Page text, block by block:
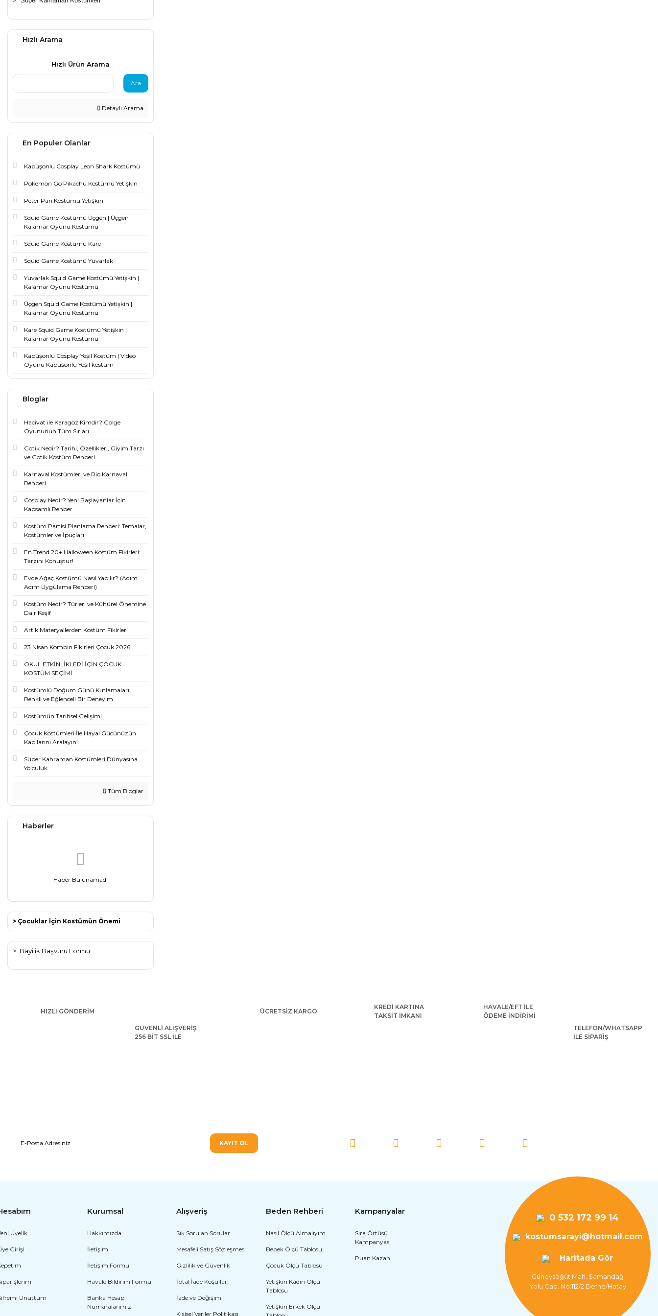
Hızlı Arama
Hızlı Ürün Arama
Ara
Detaylı Arama
En Populer Olanlar
Kapüşonlu Cosplay Leon Shark Kostümü
Pokemon Go Pikachu Kostümü Yetişkin
Peter Pan Kostümü Yetişkin
Squid Game Kostümü Üçgen | Üçgen
Kalamar Oyunu Kostümü
Squid Game Kostümü Kare
Squid Game Kostümü Yuvarlak
Yuvarlak Squid Game Kostümü Yetişkin |
Kalamar Oyunu Kostümü
Üçgen Squid Game Kostümü Yetişkin |
Kalamar Oyunu Kostümü
Kare Squid Game Kostümü Yetişkin |
Kalamar Oyunu Kostümü
Kapüşonlu Cosplay Yeşil Kostüm | Video
Oyunu Kapüşonlu Yeşil kostüm
Bloglar
Hacivat ile Karagöz Kimdir? Gölge
Oyununun Tüm Sırları
Gotik Nedir? Tarihi, Özellikleri, Giyim Tarzı
ve Gotik Kostüm Rehberi
Karnaval Kostümleri ve Rio Karnavalı
Rehberi
Cosplay Nedir? Yeni Başlayanlar İçin
Kapsamlı Rehber
Kostüm Partisi Planlama Rehberi: Temalar,
Kostümler ve İpuçları
En Trend 20+ Halloween Kostüm Fikirleri:
Tarzını Konuştur!
Evde Ağaç Kostümü Nasıl Yapılır? (Adım
Adım Uygulama Rehberi)
Kostüm Nedir? Türleri ve Kültürel Önemine
Dair Keşif
Artık Materyallerden Kostüm Fikirleri
23 Nisan Kombin Fikirleri Çocuk 2026
OKUL ETKİNLİKLERİ İÇİN ÇOCUK
KOSTÜM SEÇİMİ
Kostümlü Doğum Günü Kutlamaları:
Renkli ve Eğlenceli Bir Deneyim
Kostümün Tarihsel Gelişimi
Çocuk Kostümleri İle Hayal Gücünüzün
Kapılarını Aralayın!
Süper Kahraman Kostümleri Dünyasına
Yolculuk
Tüm Bloglar
Haberler
Haber Bulunamadı
> Çocuklar İçin Kostümün Önemi
> Bayilik Başvuru Formu
HIZLI GÖNDERİM
GÜVENLİ ALIŞVERİŞ
256 BİT SSL İLE
ÜCRETSİZ KARGO
KREDİ KARTINA
TAKSİT İMKANI
HAVALE/EFT İLE
ÖDEME İNDİRİMİ
TELEFON/WHATSAPP
İLE SİPARİŞ
KAYIT OL
Üyelik
Girişi
Unuttum
Kurumsal
Hakkımızda
İletişim
İletişim Formu
Havale Bildirim Formu
Banka Hesap
Numaralarımız
Alışveriş
Sık Sorulan Sorular
Mesafeli Satış Sözleşmesi
Gizlilik ve Güvenlik
İptal İade Koşullari
İade ve Değişim
Kişisel Veriler Politikası
Beden Rehberi
Nasıl Ölçü Almalıyım
Bebek Ölçü Tablosu
Çocuk Ölçü Tablosu
Yetişkin Kadın Ölçü
Tablosu
Yetişkin Erkek Ölçü
Kampanyalar
Sıra Örtüsü
Kampanyası
Puan Kazan
0 532 172 99 14
kostumsarayi@hotmail.com
Haritada Gör
Güneysöğüt Mah. Samandağ
Yolu Cad. No:112/2 Defne/Hatay